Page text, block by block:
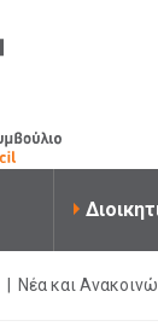
Νέα και